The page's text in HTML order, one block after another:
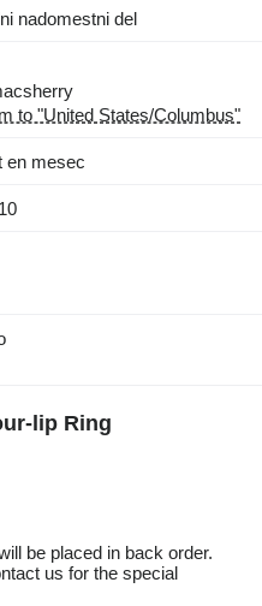
nadomestni del
to "United States/Columbus"
en mesec
lip Ring
be placed in back order.
us for the special